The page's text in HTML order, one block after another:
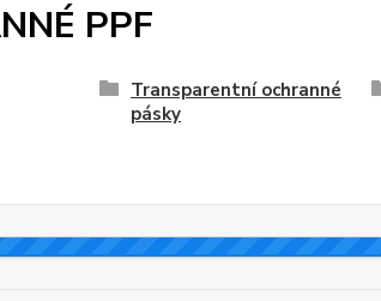
PPF
Transparentní ochranné
pásky